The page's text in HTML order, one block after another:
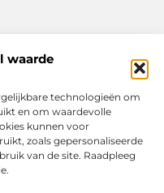
waarde
technologieën om
en om waardevolle
kunnen voor
zoals gepersonaliseerde
van de site. Raadpleeg
nieuws uit de digitale
het dagelijks leven, met
en actuele trends.